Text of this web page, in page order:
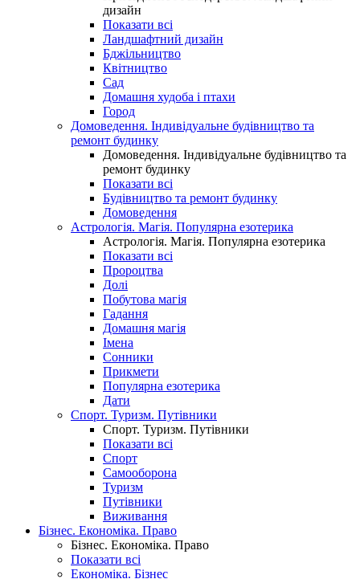
дизайн
Показати всі
Ландшафтний дизайн
Бджільництво
Квітництво
Сад
Домашня худоба і птахи
Город
Домоведення. Індивідуальне будівництво та
ремонт будинку
Домоведення. Індивідуальне будівництво та
ремонт будинку
Показати всі
Будівництво та ремонт будинку
Домоведення
Астрологія. Магія. Популярна езотерика
Астрологія. Магія. Популярна езотерика
Показати всі
Пророцтва
Долі
Побутова магія
Гадання
Домашня магія
Імена
Сонники
Прикмети
Популярна езотерика
Дати
Спорт. Туризм. Путівники
Спорт. Туризм. Путівники
Показати всі
Спорт
Самооборона
Туризм
Путівники
Виживання
Бізнес. Економіка. Право
Бізнес. Економіка. Право
Показати всі
Економіка. Бізнес